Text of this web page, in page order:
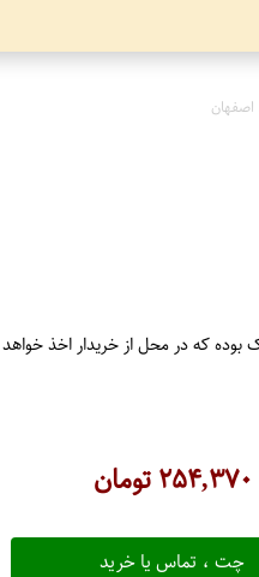
بوده که در محل از خریدار اخذ
۲۵۴,۳۷۰تومان
چت ، تماس یا خرید